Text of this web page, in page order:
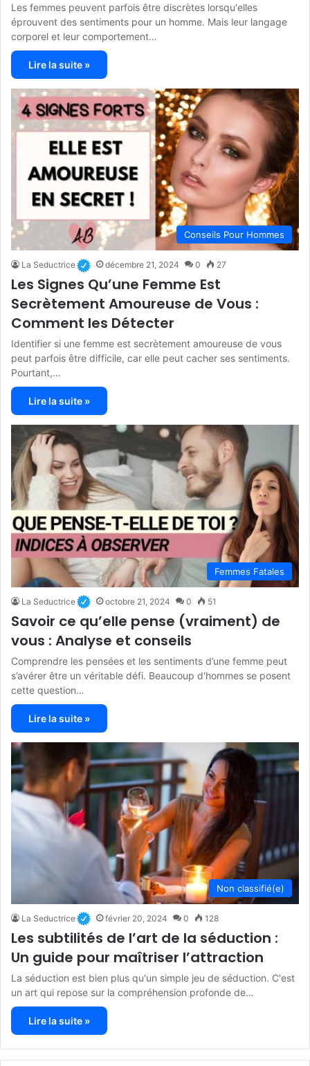
Les femmes peuvent parfois être discrètes lorsqu'elles
éprouvent des sentiments pour un homme. Mais leur langage
corporel et leur comportement…
Lire la suite »
Conseils Pour Hommes
La Seductrice décembre 21, 2024 0 27
Les Signes Qu’une Femme Est
Secrètement Amoureuse de Vous :
Comment les Détecter
Identifier si une femme est secrètement amoureuse de vous
peut parfois être difficile, car elle peut cacher ses sentiments.
Pourtant,…
Lire la suite »
Femmes Fatales
La Seductrice octobre 21, 2024 0 51
Savoir ce qu’elle pense (vraiment) de
vous : Analyse et conseils
Comprendre les pensées et les sentiments d’une femme peut
s’avérer être un véritable défi. Beaucoup d'hommes se posent
cette question…
Lire la suite »
Non classifié(e)
La Seductrice février 20, 2024 0 128
Les subtilités de l’art de la séduction :
Un guide pour maîtriser l’attraction
La séduction est bien plus qu'un simple jeu de séduction. C'est
un art qui repose sur la compréhension profonde de…
Lire la suite »